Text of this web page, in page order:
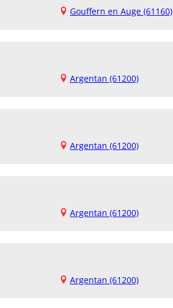
Gouffern en Auge (61160)
Argentan (61200)
Argentan (61200)
Argentan (61200)
Argentan (61200)